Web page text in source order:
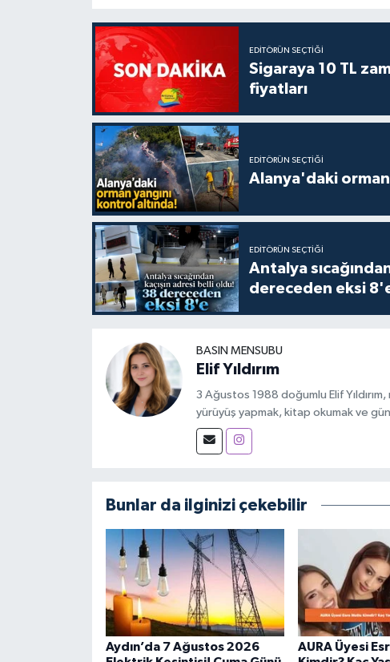
EDITÖRÜN SEÇTIĞI
Sigaraya 10 TL
fiyatları
EDITÖRÜN SEÇTIĞI
Alanya'daki orman
EDITÖRÜN SEÇTIĞI
Antalya
dereceden eksi
BASIN MENSUBU
Elif Yıldırım
3 Ağustos 1988 doğumlu Elif
yürüyüş yapmak, kitap okumak ve
Bunlar da ilginizi çekebilir
Aydın’da 7 Ağustos 2026
AURA Üyesi